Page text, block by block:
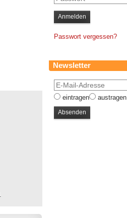
Passwort vergessen?
Newsletter
eintragen austragen